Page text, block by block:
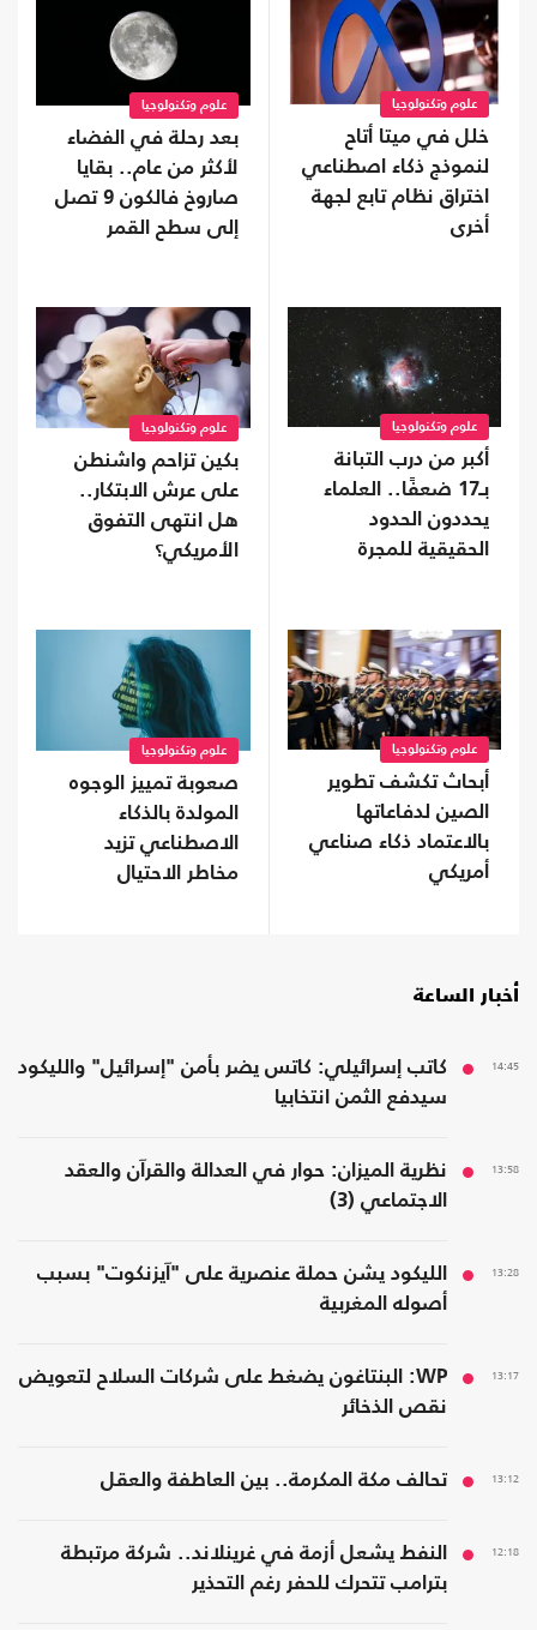
علوم وتكنولوجيا
خلل في ميتا أتاح
لنموذج ذكاء اصطناعي
اختراق نظام تابع لجهة
أخرى
علوم وتكنولوجيا
بعد رحلة في الفضاء
لأكثر من عام.. بقايا
صاروخ فالكون 9 تصل
إلى سطح القمر
علوم وتكنولوجيا
أكبر من درب التبانة
بـ17 ضعفًا.. العلماء
يحددون الحدود
الحقيقية للمجرة
علوم وتكنولوجيا
بكين تزاحم واشنطن
على عرش الابتكار..
هل انتهى التفوق
الأمريكي؟
علوم وتكنولوجيا
أبحاث تكشف تطوير
الصين لدفاعاتها
بالاعتماد ذكاء صناعي
أمريكي
علوم وتكنولوجيا
صعوبة تمييز الوجوه
المولدة بالذكاء
الاصطناعي تزيد
مخاطر الاحتيال
أخبار الساعة
14:45
كاتب إسرائيلي: كاتس يضر بأمن "إسرائيل" والليكود
سيدفع الثمن انتخابيا
13:58
نظرية الميزان: حوار في العدالة والقرآن والعقد
الاجتماعي (3)
13:28
الليكود يشن حملة عنصرية على "آيزنكوت" بسبب
أصوله المغربية
13:17
WP: البنتاغون يضغط على شركات السلاح لتعويض
نقص الذخائر
13:12 تحالف مكة المكرمة.. بين العاطفة والعقل
12:18
النفط يشعل أزمة في غرينلاند.. شركة مرتبطة
بترامب تتحرك للحفر رغم التحذير